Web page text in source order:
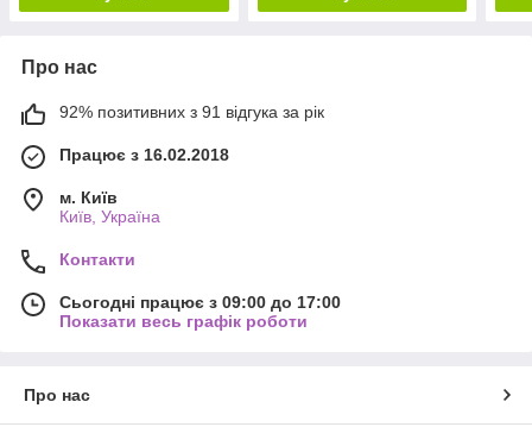
Про нас
92% позитивних з 91 відгука за рік
Працює з 16.02.2018
м. Київ
Київ, Україна
Контакти
Сьогодні працює з 09:00 до 17:00
Показати весь графік роботи
Про нас